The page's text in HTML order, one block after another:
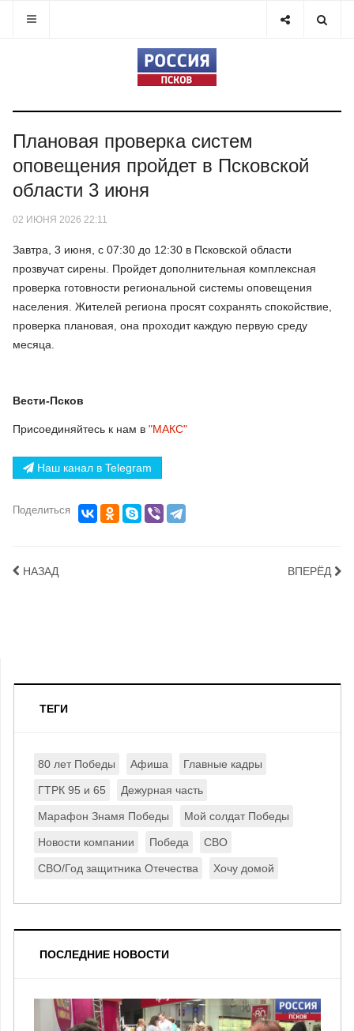
Плановая проверка систем
оповещения пройдет в Псковской
области 3 июня
02 ИЮНЯ 2026 22:11
Завтра, 3 июня, с 07:30 до 12:30 в Псковской области
прозвучат сирены. Пройдет дополнительная комплексная
проверка готовности региональной системы оповещения
населения. Жителей региона просят сохранять спокойствие,
проверка плановая, она проходит каждую первую среду
месяца.
Вести-Псков
Присоединяйтесь к нам в "МАКС"
Наш канал в Telegram
Поделиться
НАЗАД ВПЕРЁД
ТЕГИ
80 лет Победы Афиша Главные кадры
ГТРК 95 и 65 Дежурная часть
Марафон Знамя Победы Мой солдат Победы
Новости компании Победа СВО
СВО/Год защитника Отечества Хочу домой
ПОСЛЕДНИЕ НОВОСТИ